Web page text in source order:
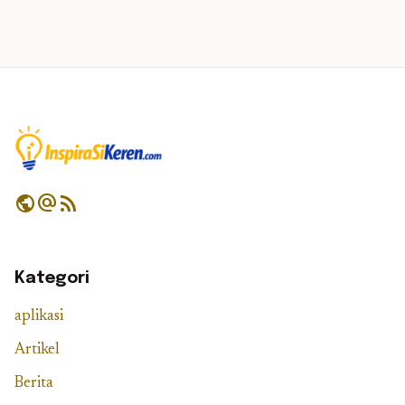
publicalternate_emailrss_feed
Kategori
aplikasi
Artikel
Berita